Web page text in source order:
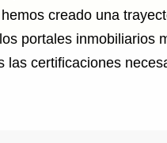
creado una
portales inmobiliarios
las certificaciones